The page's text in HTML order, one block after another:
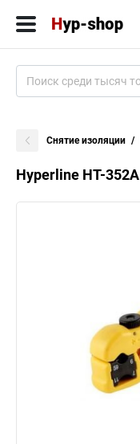
Снятие изоляции
Hyperline HT-352A